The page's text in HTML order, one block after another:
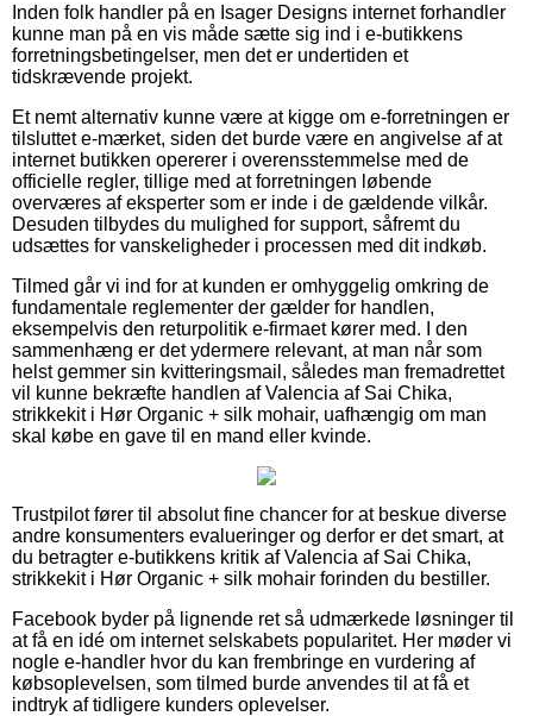
Inden folk handler på en Isager Designs internet forhandler
kunne man på en vis måde sætte sig ind i e-butikkens
forretningsbetingelser, men det er undertiden et
tidskrævende projekt.
Et nemt alternativ kunne være at kigge om e-forretningen er
tilsluttet e-mærket, siden det burde være en angivelse af at
internet butikken opererer i overensstemmelse med de
officielle regler, tillige med at forretningen løbende
overværes af eksperter som er inde i de gældende vilkår.
Desuden tilbydes du mulighed for support, såfremt du
udsættes for vanskeligheder i processen med dit indkøb.
Tilmed går vi ind for at kunden er omhyggelig omkring de
fundamentale reglementer der gælder for handlen,
eksempelvis den returpolitik e-firmaet kører med. I den
sammenhæng er det ydermere relevant, at man når som
helst gemmer sin kvitteringsmail, således man fremadrettet
vil kunne bekræfte handlen af Valencia af Sai Chika,
strikkekit i Hør Organic + silk mohair, uafhængig om man
skal købe en gave til en mand eller kvinde.
Trustpilot fører til absolut fine chancer for at beskue diverse
andre konsumenters evalueringer og derfor er det smart, at
du betragter e-butikkens kritik af Valencia af Sai Chika,
strikkekit i Hør Organic + silk mohair forinden du bestiller.
Facebook byder på lignende ret så udmærkede løsninger til
at få en idé om internet selskabets popularitet. Her møder vi
nogle e-handler hvor du kan frembringe en vurdering af
købsoplevelsen, som tilmed burde anvendes til at få et
indtryk af tidligere kunders oplevelser.